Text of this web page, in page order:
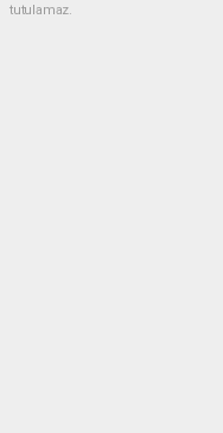
tutulamaz.